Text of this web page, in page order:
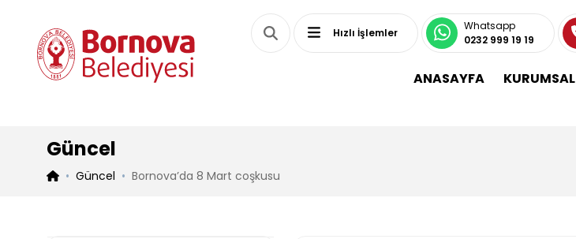
Hızlı İşlemler
Whatsapp
0232 999 19 19
ANASAYFA KURUMSAL
Güncel
Güncel Bornova’da 8 Mart coşkusu